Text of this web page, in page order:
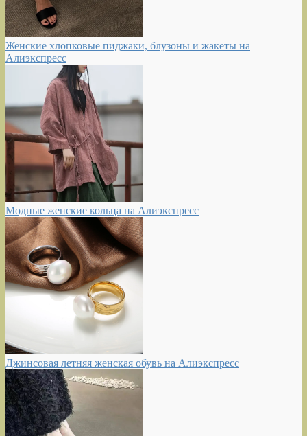
Женские хлопковые пиджаки, блузоны и жакеты на
Алиэкспресс
Модные женские кольца на Алиэкспресс
Джинсовая летняя женская обувь на Алиэкспресс